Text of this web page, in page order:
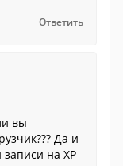
Ответить
вы
Да и
на XP